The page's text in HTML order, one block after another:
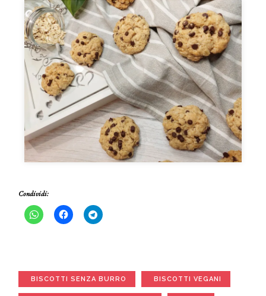
Condividi:
BISCOTTI SENZA BURRO BISCOTTI VEGANI